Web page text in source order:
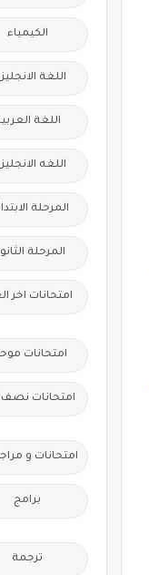
الكيمياء
اللغة
اللغة
اللغه
المرحلة
المرحلة
امتحانات اخر
امتحانات
امتحانات نصف
امتحانات و
برامج
ترجمة